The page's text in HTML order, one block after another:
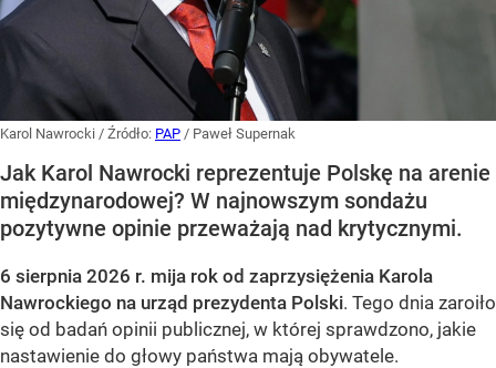
Karol Nawrocki / Źródło: PAP / Paweł Supernak
Jak Karol Nawrocki reprezentuje Polskę na arenie
międzynarodowej? W najnowszym sondażu
pozytywne opinie przeważają nad krytycznymi.
6 sierpnia 2026 r. mija rok od zaprzysiężenia Karola
Nawrockiego na urząd prezydenta Polski. Tego dnia zaroiło
się od badań opinii publicznej, w której sprawdzono, jakie
nastawienie do głowy państwa mają obywatele.